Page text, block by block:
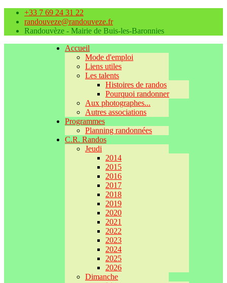
+33 7 69 24 31 22
randouveze@randouveze.fr
Randouvèze - Mairie de Buis-les-Baronnies
Accueil
Mode d'emploi
Liens utiles
Les talents
Histoires de randos
Pourquoi randonner
Aux photographes...
Autres associations
Programmes
Planning randonnées
C.R. Randos
Jeudi
2014
2015
2016
2017
2018
2019
2020
2021
2022
2023
2024
2025
2026
Dimanche